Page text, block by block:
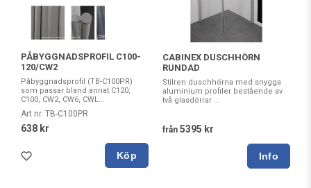
PÅBYGGNADSPROFIL C100-
120/CW2
Påbyggnadsprofil (TB-C100PR)
som passar bland annat C120,
C100, CW2, CW6, CWL...
Art nr. TB-C100PR
638 kr
Köp
CABINEX DUSCHHÖRN
RUNDAD
Stilren duschhörna med snygga
aluminium profiler bestående av
två glasdörrar ...
från 5395 kr